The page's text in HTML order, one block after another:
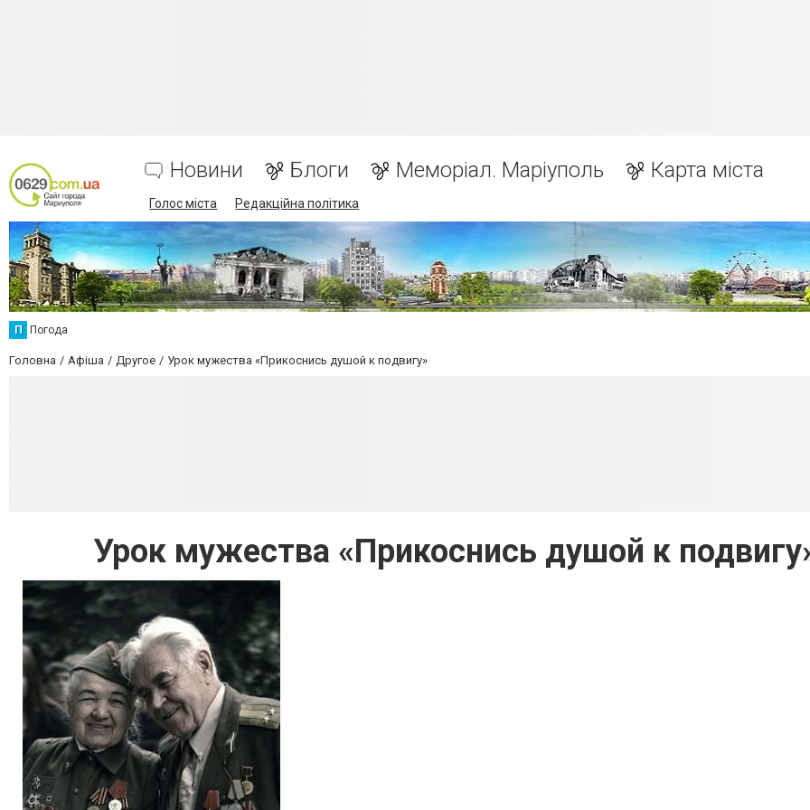
Новини Блоги Меморіал. Маріуполь Карта міста
Голос міста Редакційна політика
П Погода
Головна Афіша Другое Урок мужества «Прикоснись душой к подвигу»
Урок мужества «Прикоснись душой к